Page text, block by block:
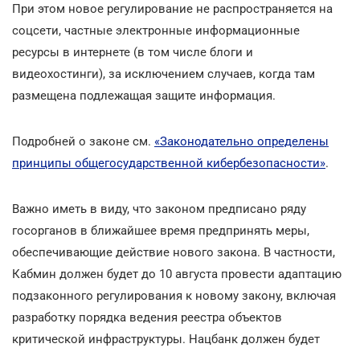
При этом новое регулирование не распространяется на
соцсети, частные электронные информационные
ресурсы в интернете (в том числе блоги и
видеохостинги), за исключением случаев, когда там
размещена подлежащая защите информация.
Подробней о законе см. «Законодательно определены
принципы общегосударственной кибербезопасности».
Важно иметь в виду, что законом предписано ряду
госорганов в ближайшее время предпринять меры,
обеспечивающие действие нового закона. В частности,
Кабмин должен будет до 10 августа провести адаптацию
подзаконного регулирования к новому закону, включая
разработку порядка ведения реестра объектов
критической инфраструктуры. Нацбанк должен будет